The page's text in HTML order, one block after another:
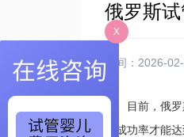
俄罗斯
时间：2026-
目前，俄罗斯
的成功率才能
X